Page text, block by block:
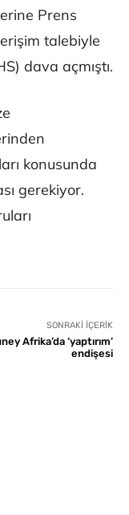
Prens
talebiyle
dava açmıştı.
konusunda
gerekiyor.
SONRAKI İÇERIK
Afrika’da ‘yaptırım’
endişesi